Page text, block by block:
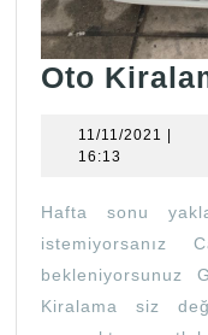
Oto
11/11/2021 11/
16:13
Hafta sonu
istemiyorsanız
bekleniyorsunuz
Kiralama siz